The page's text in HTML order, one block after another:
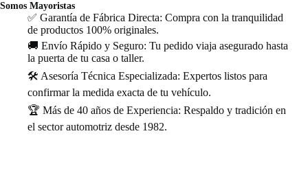
Somos Mayoristas
✅ Garantía de Fábrica Directa: Compra con la tranquilidad
de productos 100% originales.
🚚 Envío Rápido y Seguro: Tu pedido viaja asegurado hasta
la puerta de tu casa o taller.
🛠️ Asesoría Técnica Especializada: Expertos listos para
confirmar la medida exacta de tu vehículo.
🏆 Más de 40 años de Experiencia: Respaldo y tradición en
el sector automotriz desde 1982.